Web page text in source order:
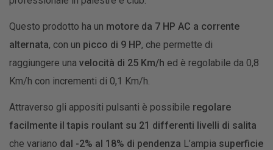
Questo prodotto ha un motore da 7 HP AC a corrente
alternata, con un picco di 9 HP, che permette di
raggiungere una velocità di 25 Km/h ed è regolabile da 0,8
Km/h con incrementi di 0,1 Km/h.
Attraverso gli appositi pulsanti è possibile regolare
facilmente il tapis roulant su 21 differenti livelli di salita
che variano dal -2% al 18% di pendenza L’ampia superficie